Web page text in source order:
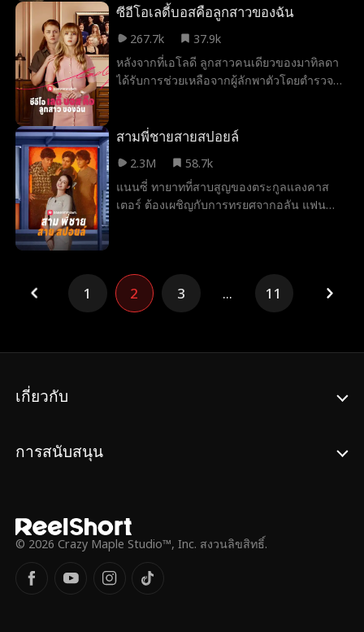
หวนคืนสังเวียนเพื่อทวงบัลลังก์เจ้าแห่งมายากล
เขาเคยอยู่ตอนเด็กเอาไว้ให้จงได้
ซีอีโอเลดี้บอสคือลูกสาวของฉัน
267.7k
37.9k
หลังจากที่เอโลดี ลูกสาวคนเดียวของมาทิลดา
ได้รับการช่วยเหลือจากผู้ลักพาตัวโดยตำรวจ
ลดาและคาร์สัน ลูกชายของเธอไม่เคยหยุดตาม
กับโปสเตอร์และการสืบสวนนักสืบเอกชนจน
พวกเขาอดอาหารตาย จากนั้น หลังจาก
พยายามอย่างสิ้นหวังมาเป็นเวลานานถึง 20 ปี
เติบโตมา และเบาะแสเดียวที่เหลืออยู่ที่จะนำ
ครอบครัวกลับมารวมกันอีกครั้ง
สามพี่ชายสายสปอยล์
2.3M
58.7k
แนนซี่ ทายาทที่สาบสูญของตระกูลแลงคาส
เตอร์ ต้องเผชิญกับการทรยศจากอลัน แฟน
ยอมรับจากคนรอบข้างได้เมื่อไหร่
1 2 3 ... 11
เกี่ยวกับ
การสนับสนุน
© 2026 Crazy Maple Studio™, Inc. สงวนลิขสิทธิ์.